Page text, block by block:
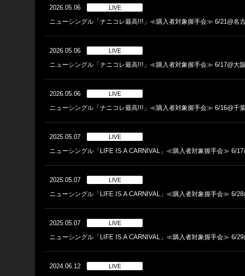
2026.05.06 LIVE
ニューシングル「ナニコレ最高!!!」≪購入者対象握手会≫ 6/21@名
2026.05.06 LIVE
ニューシングル「ナニコレ最高!!!」≪購入者対象握手会≫ 6/17@大阪
2026.05.06 LIVE
ニューシングル「ナニコレ最高!!!」≪購入者対象握手会≫ 6/16@千
2025.05.07 LIVE
ニューシングル「LIFE IS A CARNIVAL」≪購入者対象握手会≫ 6/
2025.05.07 LIVE
ニューシングル「LIFE IS A CARNIVAL」≪購入者対象握手会≫ 6/
2025.05.07 LIVE
ニューシングル「LIFE IS A CARNIVAL」≪購入者対象握手会≫ 6/
2024.06.12 LIVE